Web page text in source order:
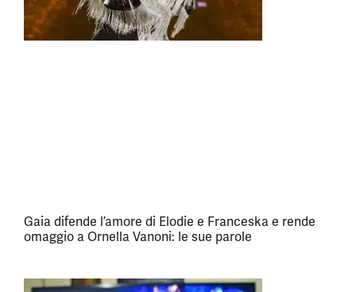
Gaia difende l’amore di Elodie e Franceska e rende
omaggio a Ornella Vanoni: le sue parole